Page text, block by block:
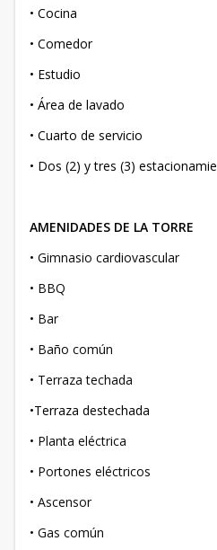
• Cocina
• Comedor
• Estudio
• Área de lavado
• Cuarto de servicio
• Dos (2) y tres (3)
AMENIDADES DE LA TORRE
• Gimnasio cardiovascular
• BBQ
• Bar
• Baño común
• Terraza techada
•Terraza destechada
• Planta eléctrica
• Portones eléctricos
• Ascensor
• Gas común